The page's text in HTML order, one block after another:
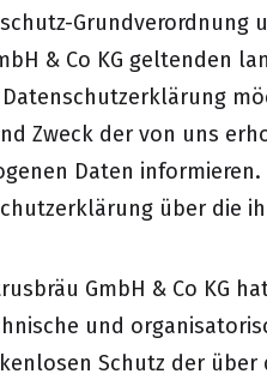
Grundverordnung
& Co KG geltenden
Zweck der von uns
Daten
über die
GmbH & Co KG
und
Schutz der